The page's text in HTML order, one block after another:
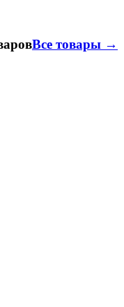
Все товары →